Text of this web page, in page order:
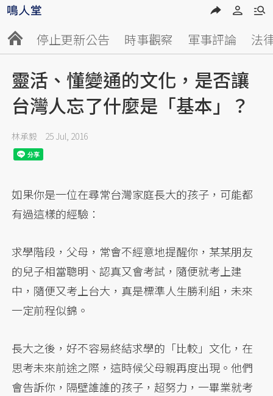
停止更新公告 時事觀察 軍事評論 法
靈活、懂變通的文化，是否讓
台灣人忘了什麼是「基本」？
林承毅 25 Jul, 2016
如果你是一位在尋常台灣家庭長大的孩子，可能都
有過這樣的經驗：
求學階段，父母，常會不經意地提醒你，某某朋友
的兒子相當聰明、認真又會考試，隨便就考上建
中，隨便又考上台大，真是標準人生勝利組，未來
一定前程似錦。
長大之後，好不容易終結求學的「比較」文化，在
思考未來前途之際，這時候父母親再度出現。他們
會告訴你，隔壁誰誰的孩子，超努力，一畢業就考